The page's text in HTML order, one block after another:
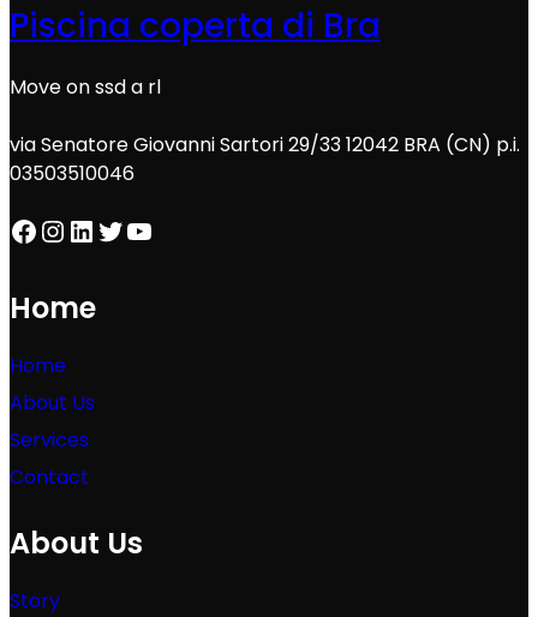
Piscina coperta di Bra
Move on ssd a rl
via Senatore Giovanni Sartori 29/33 12042 BRA (CN) p.i.
03503510046
Facebook InstagramLinkedIn Twitter YouTube
Home
Home
About Us
Services
Contact
About Us
Story